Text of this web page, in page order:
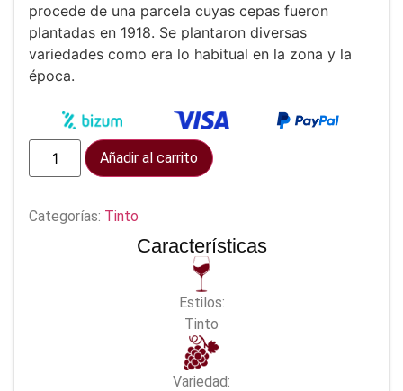
procede de una parcela cuyas cepas fueron
plantadas en 1918. Se plantaron diversas
variedades como era lo habitual en la zona y la
época.
Añadir al carrito
Categorías: Tinto
Características
Estilos:
Tinto
Variedad: